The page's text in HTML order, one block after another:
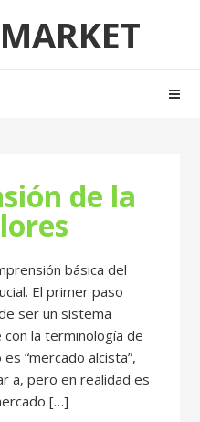
de la
básica del
El primer paso
ser un sistema
la terminología de
“mercado alcista”,
a, pero en realidad es
[…]